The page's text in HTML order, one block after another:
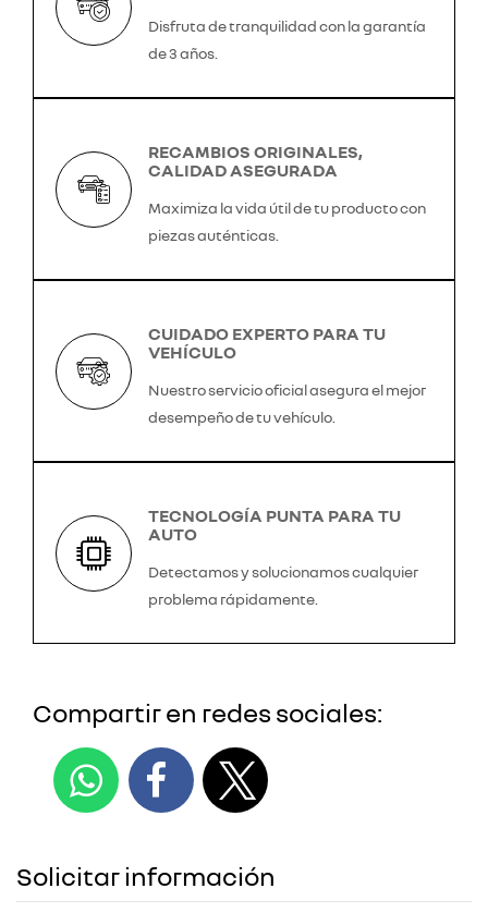
Disfruta de tranquilidad con la garantía
de 3 años.
RECAMBIOS ORIGINALES,
CALIDAD ASEGURADA
Maximiza la vida útil de tu producto con
piezas auténticas.
CUIDADO EXPERTO PARA TU
VEHÍCULO
Nuestro servicio oficial asegura el mejor
desempeño de tu vehículo.
TECNOLOGÍA PUNTA PARA TU
AUTO
Detectamos y solucionamos cualquier
problema rápidamente.
Compartir en redes sociales:
Solicitar información